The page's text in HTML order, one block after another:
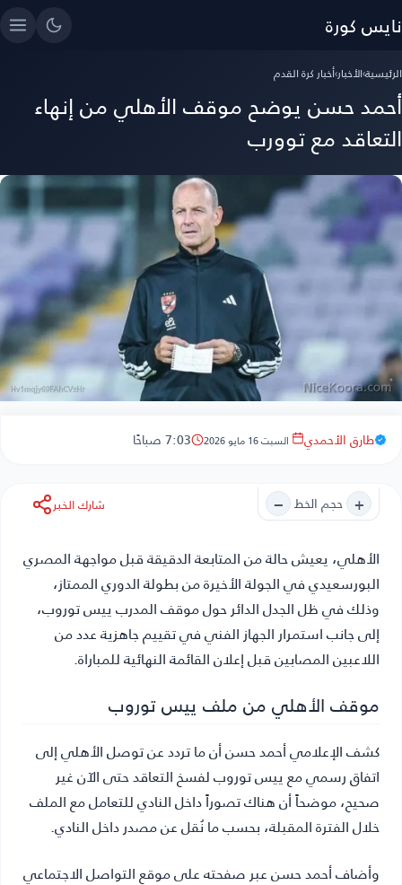
نايس كورة
الرئيسية›الأخبار›أخبار كرة القدم
أحمد حسن يوضح موقف الأهلي من إنهاء
التعاقد مع توورب
طارق الأحمدي السبت 16 مايو 2026 7:03 صباحًا
+ حجم الخط − شارك الخبر
الأهلي، يعيش حالة من المتابعة الدقيقة قبل مواجهة المصري
البورسعيدي في الجولة الأخيرة من بطولة الدوري الممتاز،
وذلك في ظل الجدل الدائر حول موقف المدرب ييس توروب،
إلى جانب استمرار الجهاز الفني في تقييم جاهزية عدد من
اللاعبين المصابين قبل إعلان القائمة النهائية للمباراة.
موقف الأهلي من ملف ييس توروب
كشف الإعلامي أحمد حسن أن ما تردد عن توصل الأهلي إلى
اتفاق رسمي مع ييس توروب لفسخ التعاقد حتى الآن غير
صحيح، موضحاً أن هناك تصوراً داخل النادي للتعامل مع الملف
خلال الفترة المقبلة، بحسب ما نُقل عن مصدر داخل النادي.
وأضاف أحمد حسن عبر صفحته على موقع التواصل الاجتماعي